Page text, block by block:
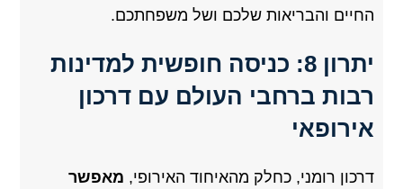
החיים והבריאות שלכם ושל משפחתכם.
יתרון 8: כניסה חופשית למדינות
רבות ברחבי העולם עם דרכון
אירופאי
דרכון רומני, כחלק מהאיחוד האירופי, מאפשר